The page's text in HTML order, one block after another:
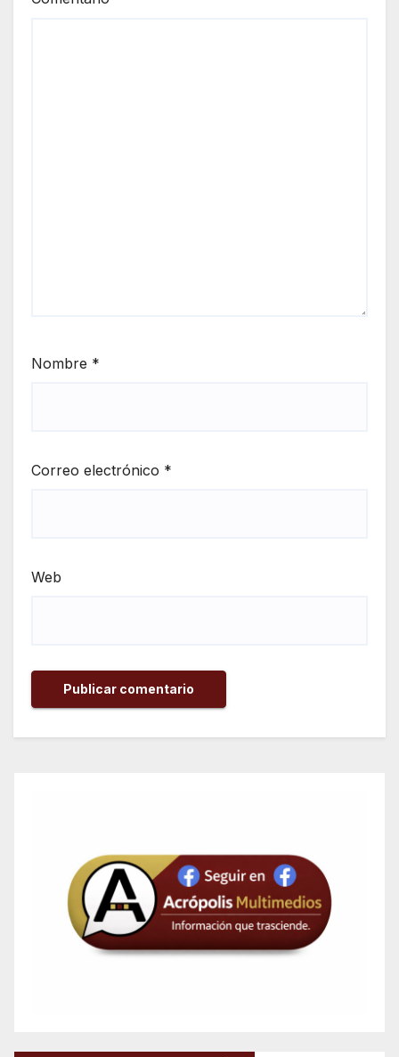
Nombre *
Correo electrónico *
Web